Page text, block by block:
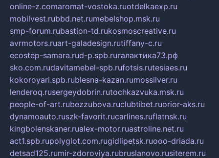
online-z.comaromat-vostoka.ruotdelkaexp.ru
mobilvest.rubbd.net.rumebelshop.msk.ru
smp-forum.rubastion-td.rukosmoscreative.ru
avrmotors.ruart-galadesign.rutiffany-c.ru
ecostep-samara.rud-p.spb.ruгалактика73.рф
sko.com.rudavitamebel-spb.rufotsis.rutesiaes.ru
kokoroyari.spb.rublesna-kazan.rumossilver.ru
lenderoq.rusergeydobrin.rutochkazvuka.msk.ru
people-of-art.rubezzubova.ruclubtibet.ruorior-aks.ru
dynamoauto.ruszk-favorit.rucarlines.ruflatnsk.ru
kingbolenskaner.rualex-motor.ruastroline.net.ru
act1.spb.rupolyglot.com.rugidlipetsk.ruooo-driada.ru
detsad125.rumir-zdoroviya.rubruslanovo.rusiterem.ru